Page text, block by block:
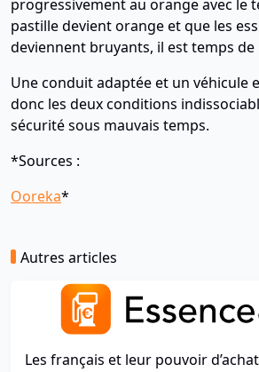
progressivement au orange avec le
pastille devient orange et que les
deviennent bruyants, il est temps de
Une conduit adaptée et un véhicule
donc les deux conditions
sécurité sous mauvais temps.
*Sources :
Ooreka*
Autres articles
Les français et leur pouvoir